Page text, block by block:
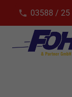
03588 / 25